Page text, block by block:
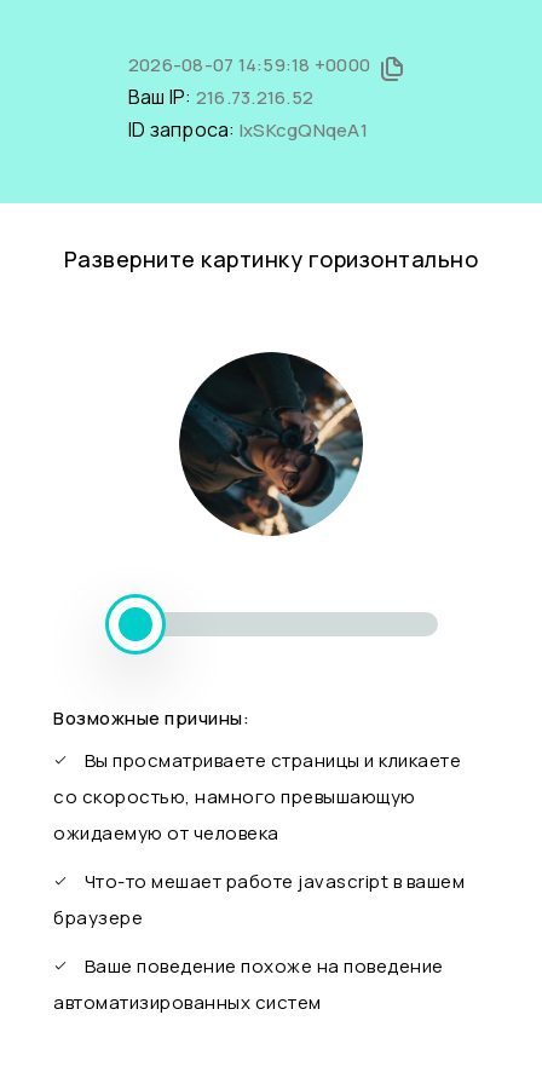
2026-08-07 14:59:18 +0000
Ваш IP: 216.73.216.52
ID запроса: IxSKcgQNqeA1
Разверните картинку горизонтально
Возможные причины:
Вы просматриваете страницы и кликаете
со скоростью, намного превышающую
ожидаемую от человека
Что-то мешает работе javascript в вашем
браузере
Ваше поведение похоже на поведение
автоматизированных систем